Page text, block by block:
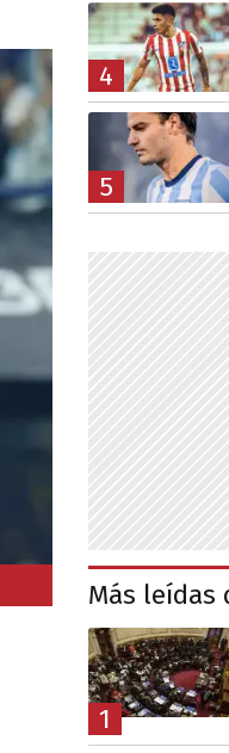
4
5
Más leídas
1